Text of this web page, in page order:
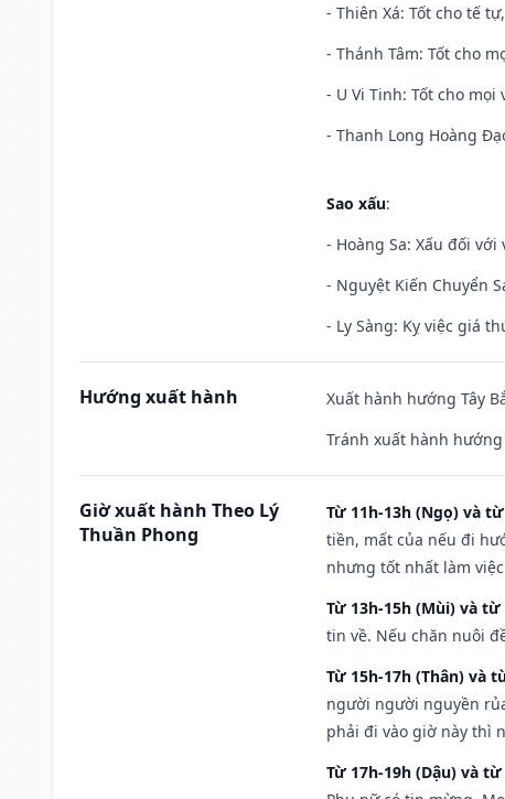
- Thiên Xá: Tốt cho tế
- Thánh Tâm: Tốt cho
- U Vi Tinh: Tốt cho mọi
- Thanh Long Hoàng
Sao xấu:
- Hoàng Sa: Xấu đối với
- Nguyệt Kiến Chuyển
- Ly Sàng: Kỵ việc giá
Hướng xuất hành
Xuất hành hướng Tây
Tránh xuất hành
Giờ xuất hành Theo Lý
Thuần Phong
Từ 11h-13h (Ngọ) và
tiền, mất của nếu đi
nhưng tốt nhất làm
Từ 13h-15h (Mùi) và từ
tin về. Nếu chăn nuôi
Từ 15h-17h (Thân) và
người người nguyền
phải đi vào giờ này thì
Từ 17h-19h (Dậu) và